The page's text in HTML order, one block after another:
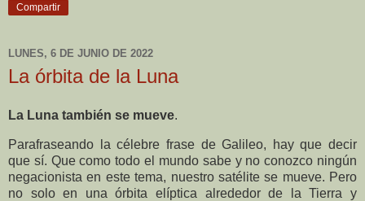
Compartir
LUNES, 6 DE JUNIO DE 2022
La órbita de la Luna
La Luna también se mueve.
Parafraseando la célebre frase de Galileo, hay que decir
que sí. Que como todo el mundo sabe y no conozco ningún
negacionista en este tema, nuestro satélite se mueve. Pero
no solo en una órbita elíptica alrededor de la Tierra y